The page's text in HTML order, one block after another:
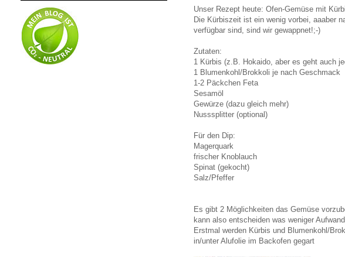
Unser Rezept heute: Ofen-Gemüse mit
Die Kürbiszeit ist ein wenig vorbei, aaaber
verfügbar sind, sind wir gewappnet!;-)
Zutaten:
1 Kürbis (z.B. Hokaido, aber es geht auch
1 Blumenkohl/Brokkoli je nach Geschmack
1-2 Päckchen Feta
Sesamöl
Gewürze (dazu gleich mehr)
Nusssplitter (optional)
Für den Dip:
Magerquark
frischer Knoblauch
Spinat (gekocht)
Salz/Pfeffer
Es gibt 2 Möglichkeiten das Gemüse
kann also entscheiden was weniger
Erstmal werden Kürbis und Blumenkohl/
in/unter Alufolie im Backofen gegart